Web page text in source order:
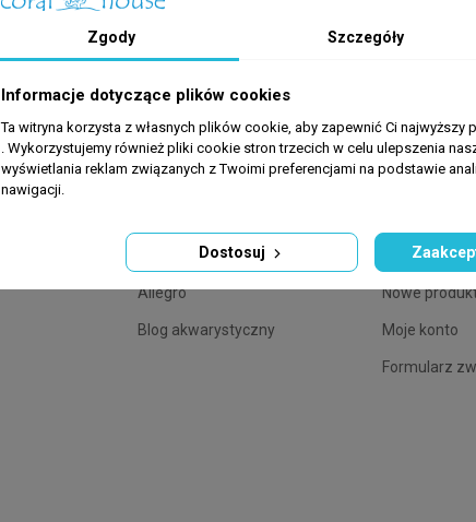
INFORMACJE
O nas
Mapa strony
Allegro
Blog akwarystyczny
Polityka
Promocje
Nowe
Moje konto
Formularz
Zgody Szczegóły
Informacje dotyczące plików cookies
Ta witryna korzysta z własnych plików cookie, aby zapewnić Ci
. Wykorzystujemy również pliki cookie stron trzecich w celu ulepszenia
wyświetlania reklam związanych z Twoimi preferencjami na podstawie
nawigacji.
Dostosuj